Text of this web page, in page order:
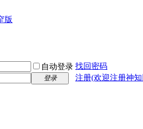
版
自动登录 找回密码
登录 注册(欢迎注册神